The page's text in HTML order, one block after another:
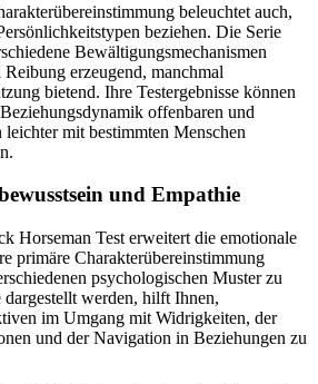
beleuchtet auch,
beziehen. Die Serie
Bewältigungsmechanismen
erzeugend, manchmal
bietend. Ihre Testergebnisse können
offenbaren und
mit bestimmten Menschen
und Empathie
Horseman Test erweitert die emotionale
primäre Charakterübereinstimmung
psychologischen Muster zu
werden, hilft Ihnen,
im Umgang mit Widrigkeiten, der
und der Navigation in Beziehungen zu